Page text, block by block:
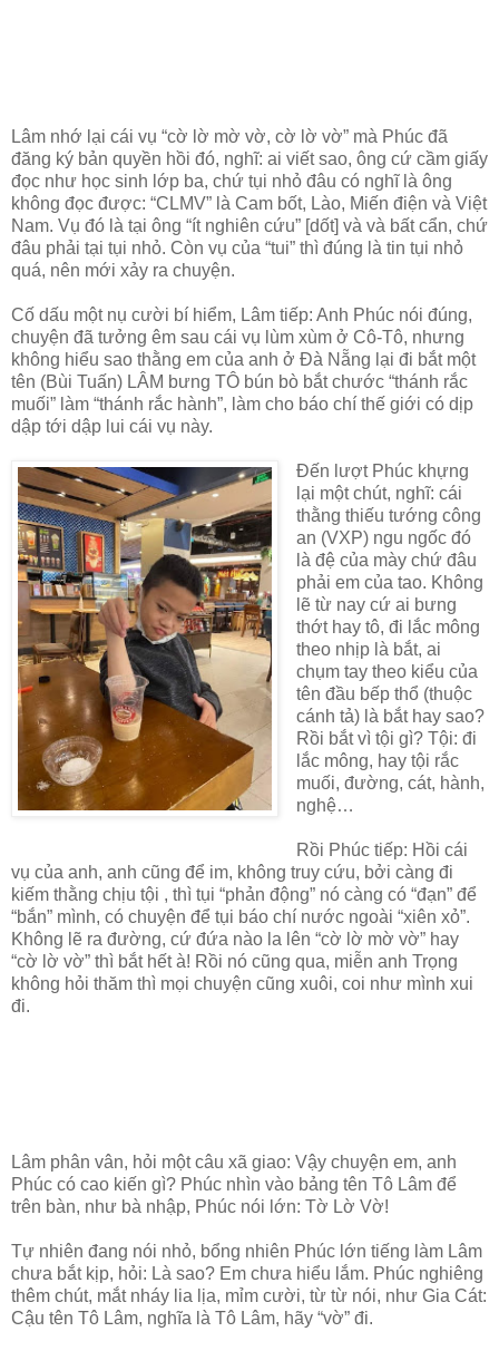
Lâm nhớ lại cái vụ “cờ lờ mờ vờ, cờ lờ vờ” mà Phúc đã
đăng ký bản quyền hồi đó, nghĩ: ai viết sao, ông cứ cầm giấy
đọc như học sinh lớp ba, chứ tụi nhỏ đâu có nghĩ là ông
không đọc được: “CLMV” là Cam bốt, Lào, Miến điện và Việt
Nam. Vụ đó là tại ông “ít nghiên cứu” [dốt] và và bất cẩn, chứ
đâu phải tại tụi nhỏ. Còn vụ của “tui” thì đúng là tin tụi nhỏ
quá, nên mới xảy ra chuyện.
Cố dấu một nụ cười bí hiểm, Lâm tiếp: Anh Phúc nói đúng,
chuyện đã tưởng êm sau cái vụ lùm xùm ở Cô-Tô, nhưng
không hiểu sao thằng em của anh ở Đà Nẵng lại đi bắt một
tên (Bùi Tuấn) LÂM bưng TÔ bún bò bắt chước “thánh rắc
muối” làm “thánh rắc hành”, làm cho báo chí thế giới có dịp
dập tới dập lui cái vụ này.
Đến lượt Phúc khựng
lại một chút, nghĩ: cái
thằng thiếu tướng công
an (VXP) ngu ngốc đó
là đệ của mày chứ đâu
phải em của tao. Không
lẽ từ nay cứ ai bưng
thớt hay tô, đi lắc mông
theo nhịp là bắt, ai
chụm tay theo kiểu của
tên đầu bếp thổ (thuộc
cánh tả) là bắt hay sao?
Rồi bắt vì tội gì? Tội: đi
lắc mông, hay tội rắc
muối, đường, cát, hành,
nghệ…
Rồi Phúc tiếp: Hồi cái
vụ của anh, anh cũng để im, không truy cứu, bởi càng đi
kiếm thằng chịu tội , thì tụi “phản động” nó càng có “đạn” để
“bắn” mình, có chuyện để tụi báo chí nước ngoài “xiên xỏ”.
Không lẽ ra đường, cứ đứa nào la lên “cờ lờ mờ vờ” hay
“cờ lờ vờ” thì bắt hết à! Rồi nó cũng qua, miễn anh Trọng
không hỏi thăm thì mọi chuyện cũng xuôi, coi như mình xui
đi.
Lâm phân vân, hỏi một câu xã giao: Vậy chuyện em, anh
Phúc có cao kiến gì? Phúc nhìn vào bảng tên Tô Lâm để
trên bàn, như bà nhập, Phúc nói lớn: Tờ Lờ Vờ!
Tự nhiên đang nói nhỏ, bổng nhiên Phúc lớn tiếng làm Lâm
chưa bắt kịp, hỏi: Là sao? Em chưa hiểu lắm. Phúc nghiêng
thêm chút, mắt nháy lia lịa, mỉm cười, từ từ nói, như Gia Cát:
Cậu tên Tô Lâm, nghĩa là Tô Lâm, hãy “vờ” đi.